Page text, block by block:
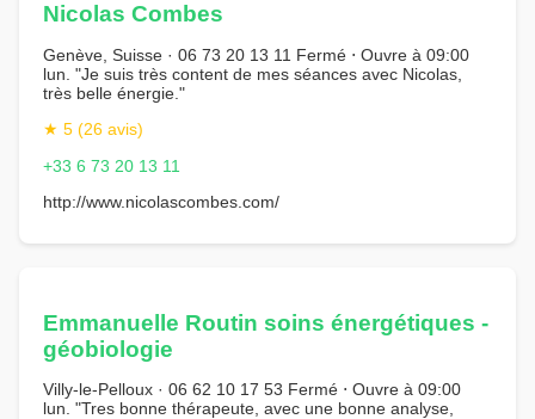
Nicolas Combes
Genève, Suisse · 06 73 20 13 11 Fermé ⋅ Ouvre à 09:00
lun. "Je suis très content de mes séances avec Nicolas,
très belle énergie."
★ 5 (26 avis)
+33 6 73 20 13 11
http://www.nicolascombes.com/
Emmanuelle Routin soins énergétiques -
géobiologie
Villy-le-Pelloux · 06 62 10 17 53 Fermé ⋅ Ouvre à 09:00
lun. "Tres bonne thérapeute, avec une bonne analyse,